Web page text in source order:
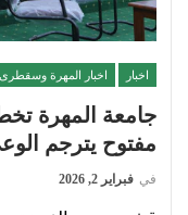
اخبار اخبار المهرة وسقطرى
جامعة المهرة
مفتوح يترجم
في فبراير 2, 2026